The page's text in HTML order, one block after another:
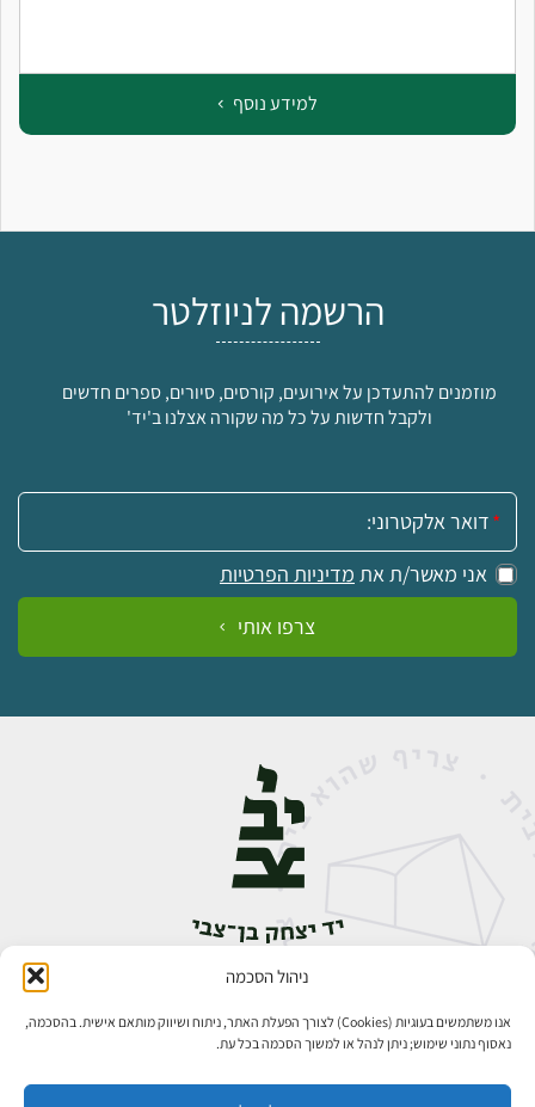
ניהול הסכמה
אנו משתמשים בעוגיות (Cookies) לצורך הפעלת האתר, ניתוח ושיווק מותאם אישית. בהסכמה,
נאסוף נתוני שימוש; ניתן לנהל או למשוך הסכמה בכל עת.
למידע נוסף
הרשמה לניוזלטר
מוזמנים להתעדכן על אירועים, קורסים, סיורים, ספרים חדשים
ולקבל חדשות על כל מה שקורה אצלנו ב'יד'
אימייל:
אני מאשר/ת את מדיניות הפרטיות
צרפו אותי
אבן גבירול 14, רחביה, ירושלים